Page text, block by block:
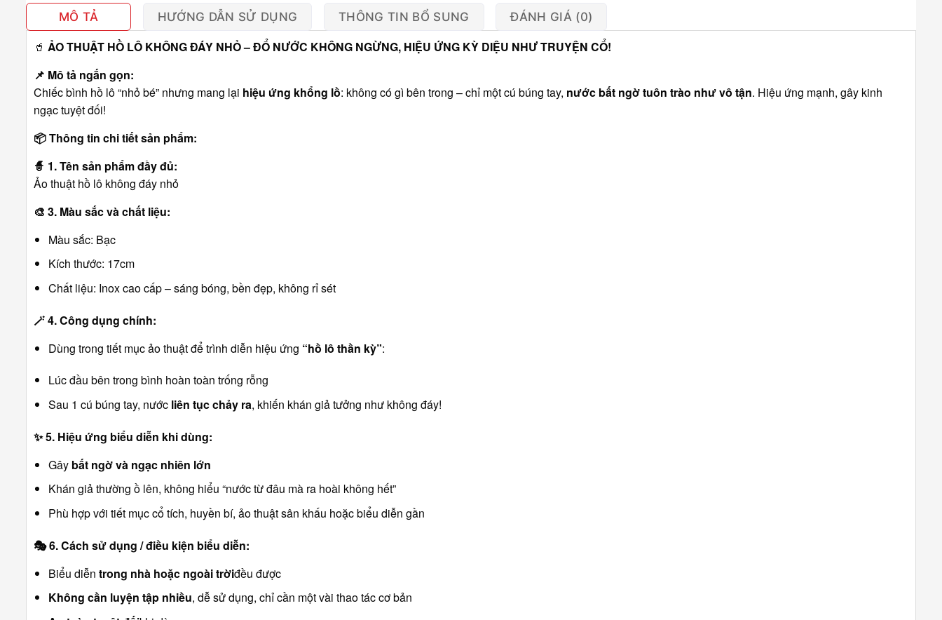
MÔ TẢ HƯỚNG DẪN SỬ DỤNG THÔNG TIN BỔ SUNG ĐÁNH GIÁ (0)
🥤 ẢO THUẬT HỒ LÔ KHÔNG ĐÁY NHỎ – ĐỔ NƯỚC KHÔNG NGỪNG, HIỆU ỨNG KỲ DIỆU NHƯ TRUYỆN CỔ!
📌 Mô tả ngắn gọn:
Chiếc bình hồ lô “nhỏ bé” nhưng mang lại hiệu ứng khổng lồ: không có gì bên trong – chỉ một cú búng tay, nước bất ngờ tuôn trào như vô tận. Hiệu ứng mạnh, gây kinh
ngạc tuyệt đối!
📦Thông tin chi tiết sản phẩm:
🧙 1. Tên sản phẩm đầy đủ:
Ảo thuật hồ lô không đáy nhỏ
🎨 3. Màu sắc và chất liệu:
Màu sắc: Bạc
Kích thước: 17cm
Chất liệu: Inox cao cấp – sáng bóng, bền đẹp, không rỉ sét
🪄4. Công dụng chính:
Dùng trong tiết mục ảo thuật để trình diễn hiệu ứng “hồ lô thần kỳ”:
Lúc đầu bên trong bình hoàn toàn trống rỗng
Sau 1 cú búng tay, nước liên tục chảy ra, khiến khán giả tưởng như không đáy!
✨5. Hiệu ứng biểu diễn khi dùng:
Gây bất ngờ và ngạc nhiên lớn
Khán giả thường ồ lên, không hiểu “nước từ đâu mà ra hoài không hết”
Phù hợp với tiết mục cổ tích, huyền bí, ảo thuật sân khấu hoặc biểu diễn gần
🎭6. Cách sử dụng / điều kiện biểu diễn:
Biểu diễn trong nhà hoặc ngoài trờiđều được
Không cần luyện tập nhiều, dễ sử dụng, chỉ cần một vài thao tác cơ bản